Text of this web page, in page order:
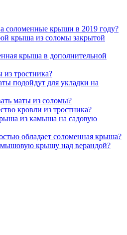
соломенные крыши в 2019 году?
крыша из соломы закрытой
крыша в дополнительной
тростника?
подойдут для укладки на
маты из соломы?
кровли из тростника?
из камыша на садовую
обладает соломенная крыша?
крышу над верандой?